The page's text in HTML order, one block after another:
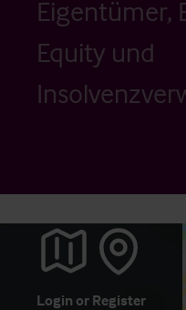
Eigentümer,
Equity und
Login or Register